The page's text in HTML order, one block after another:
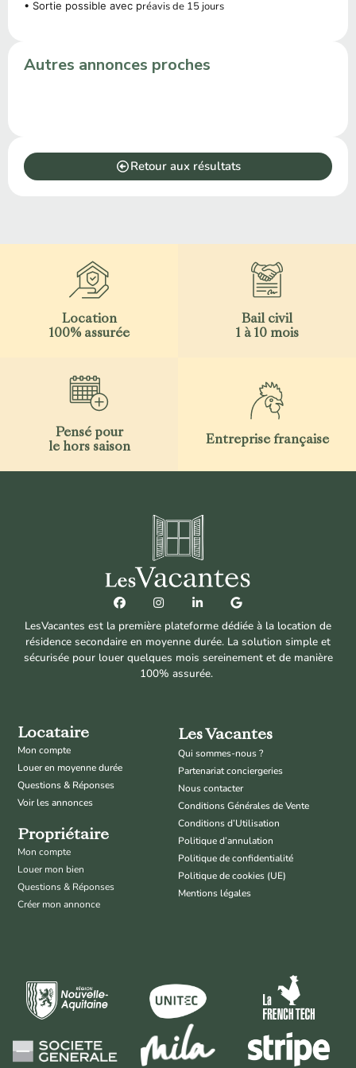
• Sortie possible avec préavis de 15 jours
Autres annonces proches
Retour aux résultats
Location
100% assurée
Bail civil
1 à 10 mois
Pensé pour
le hors saison
Entreprise française
LesVacantes est la première plateforme dédiée à la location de
résidence secondaire en moyenne durée. La solution simple et
sécurisée pour louer quelques mois sereinement et de manière
100% assurée.
Locataire
Mon compte
Louer en moyenne durée
Questions & Réponses
Voir les annonces
Propriétaire
Mon compte
Louer mon bien
Questions & Réponses
Créer mon annonce
Les Vacantes
Qui sommes-nous ?
Partenariat conciergeries
Nous contacter
Conditions Générales de Vente
Conditions d’Utilisation
Politique d’annulation
Politique de confidentialité
Politique de cookies (UE)
Mentions légales